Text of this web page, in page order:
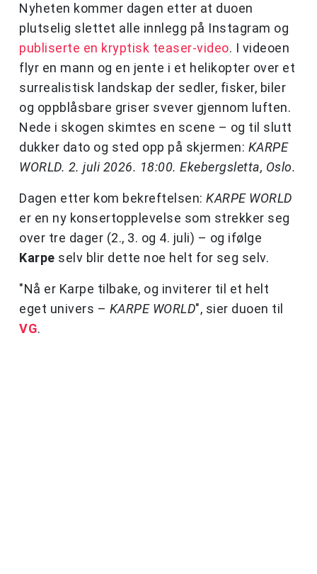
Nyheten kommer dagen etter at duoen
plutselig slettet alle innlegg på Instagram og
publiserte en kryptisk teaser-video. I videoen
flyr en mann og en jente i et helikopter over et
surrealistisk landskap der sedler, fisker, biler
og oppblåsbare griser svever gjennom luften.
Nede i skogen skimtes en scene – og til slutt
dukker dato og sted opp på skjermen: KARPE
WORLD. 2. juli 2026. 18:00. Ekebergsletta, Oslo.
Dagen etter kom bekreftelsen: KARPE WORLD
er en ny konsertopplevelse som strekker seg
over tre dager (2., 3. og 4. juli) – og ifølge
Karpe selv blir dette noe helt for seg selv.
"Nå er Karpe tilbake, og inviterer til et helt
eget univers – KARPE WORLD", sier duoen til
VG.